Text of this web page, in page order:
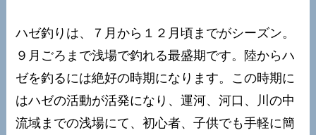
ハゼ釣りは、７月から１２月頃までがシーズン。
９月ごろまで浅場で釣れる最盛期です。陸からハ
ゼを釣るには絶好の時期になります。この時期に
はハゼの活動が活発になり、運河、河口、川の中
流域までの浅場にて、初心者、子供でも手軽に簡